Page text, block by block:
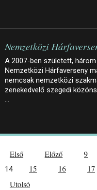
Nemzetközi
A 2007-ben született,
Nemzetközi Hárfaverseny
nemcsak nemzetközi
zenekedvelő szegedi
…
Első Előző 9
14 15 16 17
Utolsó